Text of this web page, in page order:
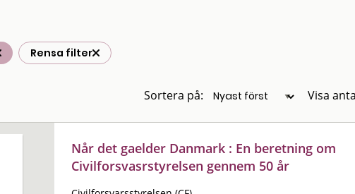
Rensa filter
Sortera på: Visa
Når det gaelder Danmark : En beretning om
Civilforsvasrstyrelsen gennem 50 år